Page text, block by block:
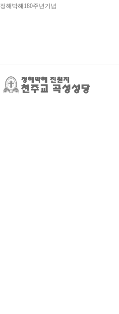
정해박해180주년기념